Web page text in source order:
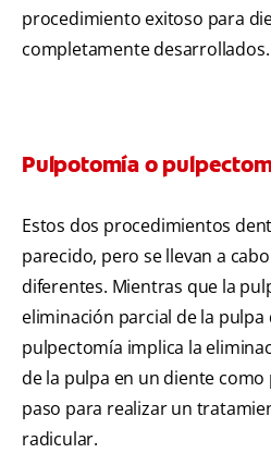
procedimiento exitoso para
completamente desarrollados.
Pulpotomía o
Estos dos procedimientos
parecido, pero se llevan a
diferentes. Mientras que la
eliminación parcial de la pulpa
pulpectomía implica la
de la pulpa en un diente
paso para realizar un
radicular.